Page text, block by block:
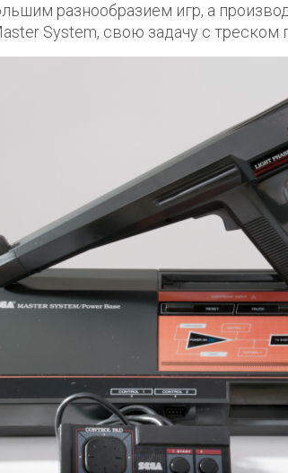
разнообразием игр, а
System, свою задачу с треском